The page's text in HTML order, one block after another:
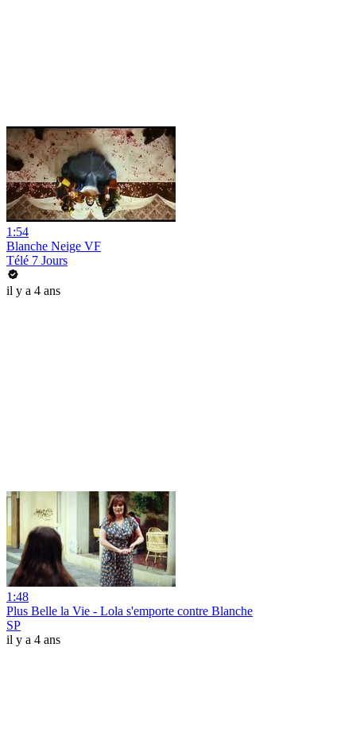
1:54
Blanche Neige VF
Télé 7 Jours
il y a 4 ans
1:48
Plus Belle la Vie - Lola s'emporte contre Blanche
SP
il y a 4 ans